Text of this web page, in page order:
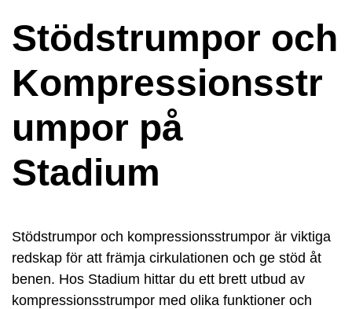
Stödstrumpor och
Kompressionsstr
umpor på
Stadium
Stödstrumpor och kompressionsstrumpor är viktiga
redskap för att främja cirkulationen och ge stöd åt
benen. Hos Stadium hittar du ett brett utbud av
kompressionsstrumpor med olika funktioner och